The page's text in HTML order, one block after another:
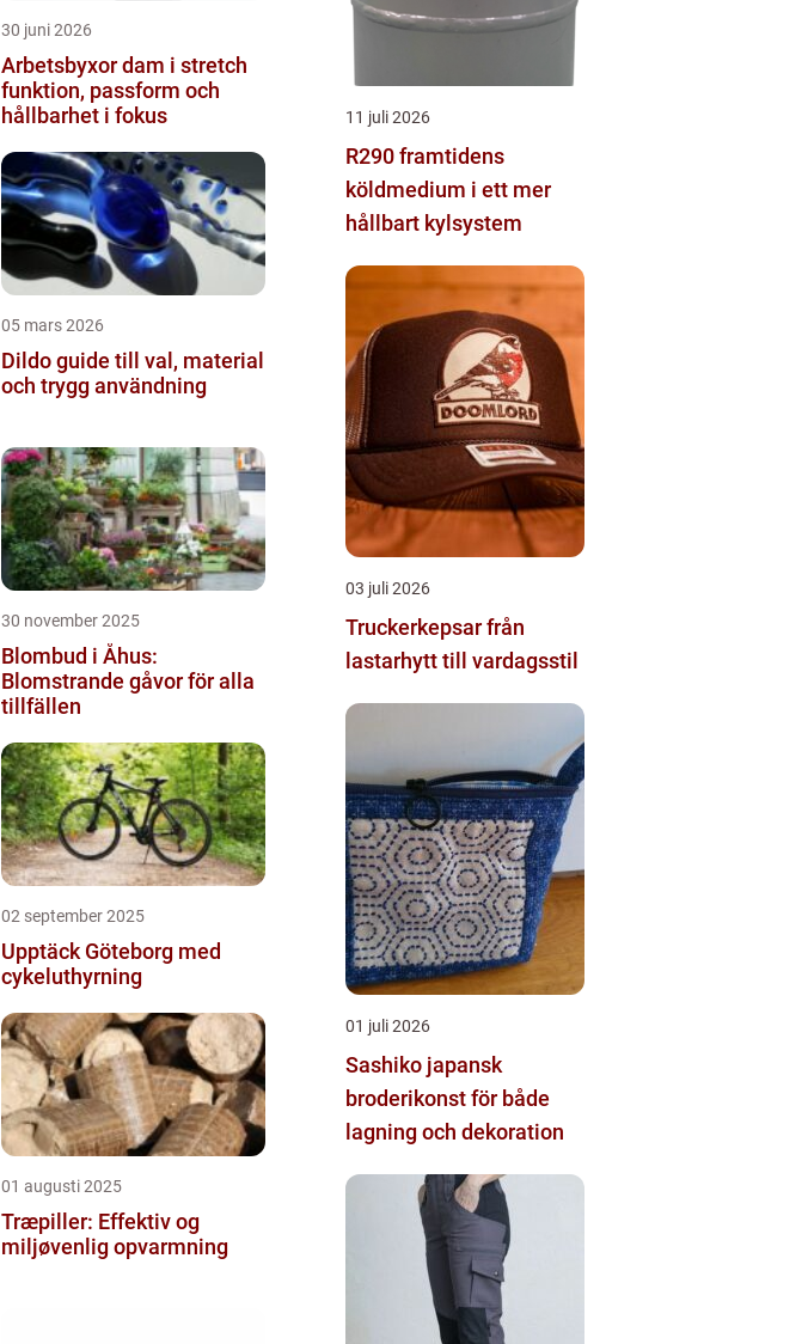
30 juni 2026
Arbetsbyxor dam i stretch
funktion, passform och
hållbarhet i fokus
05 mars 2026
Dildo guide till val, material
och trygg användning
30 november 2025
Blombud i Åhus:
Blomstrande gåvor för alla
tillfällen
02 september 2025
Upptäck Göteborg med
cykeluthyrning
01 augusti 2025
Træpiller: Effektiv og
miljøvenlig opvarmning
11 juli 2026
R290 framtidens
köldmedium i ett mer
hållbart kylsystem
03 juli 2026
Truckerkepsar från
lastarhytt till vardagsstil
01 juli 2026
Sashiko japansk
broderikonst för både
lagning och dekoration